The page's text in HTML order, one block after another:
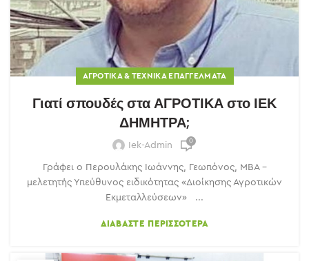
ΑΓΡΟΤΙΚΆ & ΤΕΧΝΙΚΆ ΕΠΑΓΓΈΛΜΑΤΑ
Γιατί σπουδές στα ΑΓΡΟΤΙΚΑ στο ΙΕΚ
ΔΗΜΗΤΡΑ;
Iek-Admin 0
Γράφει ο Περουλάκης Ιωάννης, Γεωπόνος, ΜΒΑ –
μελετητής Υπεύθυνος ειδικότητας «Διοίκησης Αγροτικών
Εκμεταλλεύσεων» ...
ΔΙΑΒΆΣΤΕ ΠΕΡΙΣΣΌΤΕΡΑ